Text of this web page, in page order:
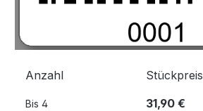
Anzahl Stückpreis
Bis 4 31,90 €